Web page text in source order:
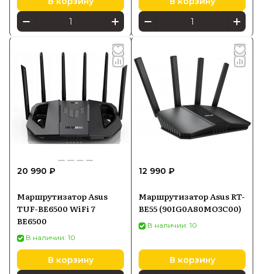
20 990 ₽
Маршрутизатор Asus
TUF-BE6500 WiFi 7
BE6500
В наличии: 10
В корзину
12 990 ₽
Маршрутизатор Asus RT-
BE55 (90IG0A80MO3C00)
В наличии: 10
В корзину